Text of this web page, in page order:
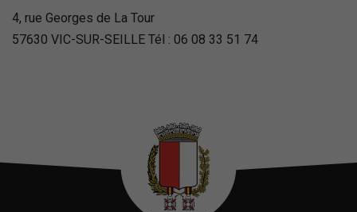
4, rue Georges de La Tour
57630 VIC-SUR-SEILLE Tél : 06 08 33 51 74